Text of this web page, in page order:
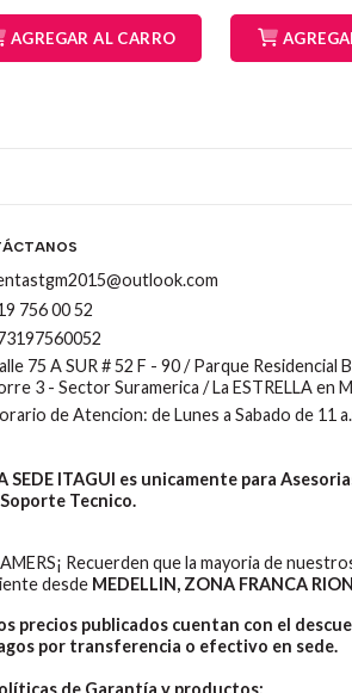
AGREGAR AL CARRO
756 00 52
75 A SUR # 52 F - 90 / Parque
3 - Sector Suramerica / La ESTRELLA en
de Atencion: de Lunes a Sabado de 11
SEDE ITAGUI es unicamente para
Tecnico.
Recuerden que la mayoria de
desde MEDELLIN, ZONA FRANCA
precios publicados cuentan con el
por transferencia o efectivo en sede.
de Garantía y productos: